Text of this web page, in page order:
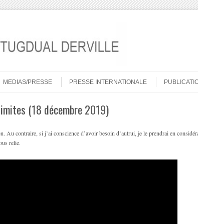
MEDIAS/PRESSE PRESSE INTERNATIONALE
(18 décembre 2019)
Au contraire, si j’ai conscience d’avoir besoin d’autrui, je le prendrai en
relie.